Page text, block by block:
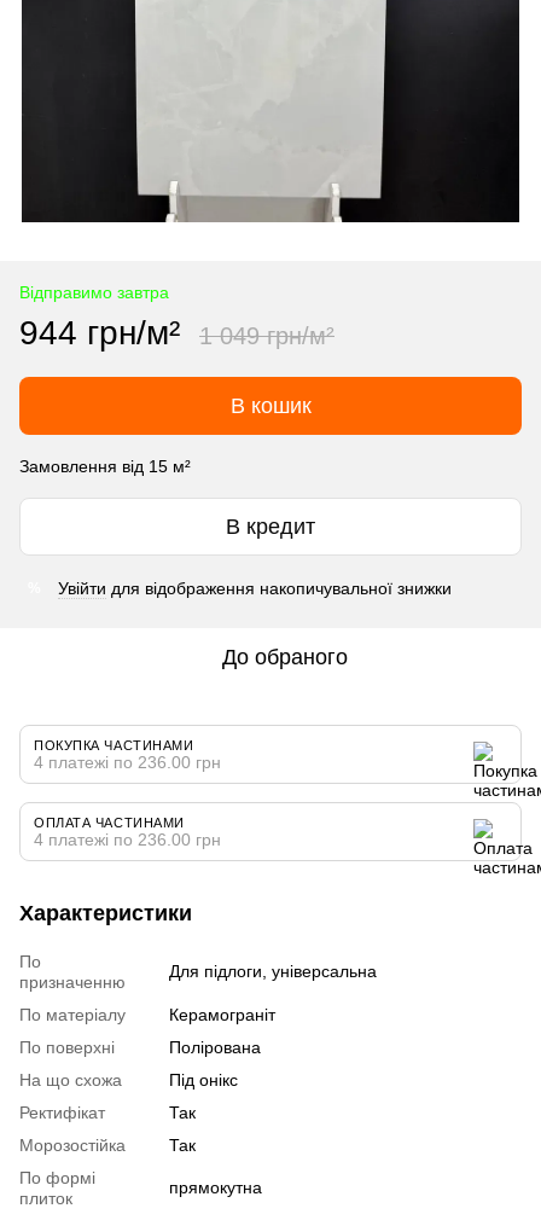
Відправимо завтра
944 грн/м² 1 049 грн/м²
В кошик
Замовлення від 15 м²
В кредит
Увійти для відображення накопичувальної знижки
До обраного
ПОКУПКА ЧАСТИНАМИ
4 платежі по 236.00 грн
ОПЛАТА ЧАСТИНАМИ
4 платежі по 236.00 грн
Характеристики
По
призначенню
Для підлоги, універсальна
По матеріалу
Керамограніт
По поверхні
Полірована
На що схожа
Під онікс
Ректифікат
Так
Морозостійка
Так
По формі
плиток
прямокутна